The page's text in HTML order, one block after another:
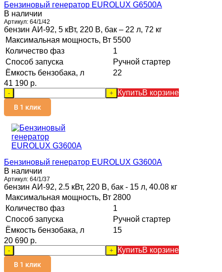
Бензиновый генератор EUROLUX G6500A
В наличии
Артикул: 64/1/42
бензин АИ-92, 5 кВт, 220 В, бак – 22 л, 72 кг
Максимальная мощность, Вт 5500
Количество фаз
1
Способ запуска
Ручной стартер
Ёмкость бензобака, л
22
41 190 p.
- + КупитьВ корзине
В 1 клик
Бензиновый генератор EUROLUX G3600A
В наличии
Артикул: 64/1/37
бензин АИ-92, 2.5 кВт, 220 В, бак - 15 л, 40.08 кг
Максимальная мощность, Вт 2800
Количество фаз
1
Способ запуска
Ручной стартер
Ёмкость бензобака, л
15
20 690 p.
- + КупитьВ корзине
В 1 клик